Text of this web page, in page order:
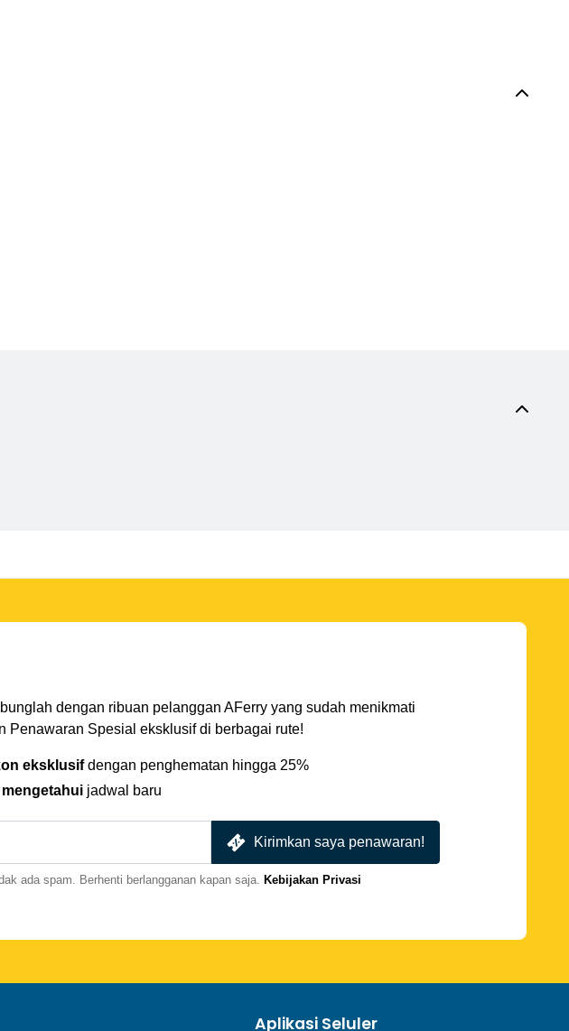
dengan ribuan pelanggan AFerry yang sudah menikmati
Penawaran Spesial eksklusif di berbagai rute!
eksklusifdengan penghematan hingga 25%
jadwal baru
Kirimkan saya penawaran!
ada spam. Berhenti berlangganan kapan saja. Kebijakan Privasi
Aplikasi Seluler